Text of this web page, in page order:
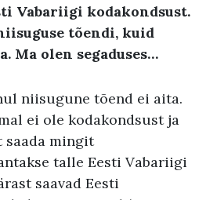
Vabariigi kodakondsust.
tõendi, kuid
Ma olen segaduses…
niisugune tõend ei aita.
ei ole kodakondsust ja
saada mingit
talle Eesti Vabariigi
saavad Eesti